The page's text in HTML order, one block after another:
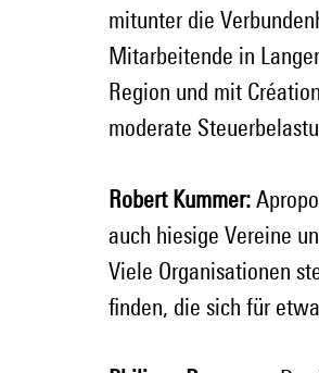
mitunter die
Mitarbeitende in
Region und mit
moderate
Robert Kummer:
auch hiesige Vereine
Viele Organisationen
finden, die sich für